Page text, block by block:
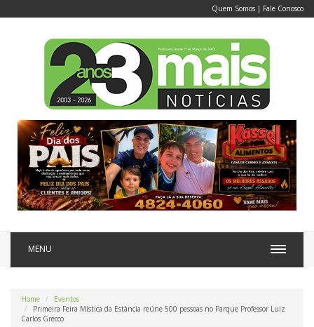
Quem Somos | Fale Conosco
MENU
Home
Eventos
Primeira Feira Mística da Estância reúne 500 pessoas no Parque Professor Luiz
Carlos Grecco